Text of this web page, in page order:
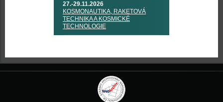
27.-29.11.2026
KOSMONAUTIKA, RAKETOVÁ
TECHNIKA A KOSMICKÉ
TECHNOLOGIE